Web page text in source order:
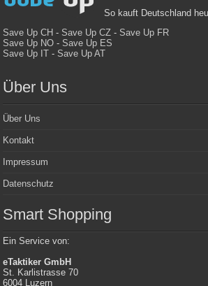
So kauft Deutschland
Save Up CH -Save Up CZ -Save Up FR
Save Up NO -Save Up ES
Save Up IT -Save Up AT
Über Uns
Über Uns
Kontakt
Impressum
Datenschutz
Smart Shopping
Ein Service von:
eTaktiker GmbH
St. Karlistrasse 70
6004 Luzern